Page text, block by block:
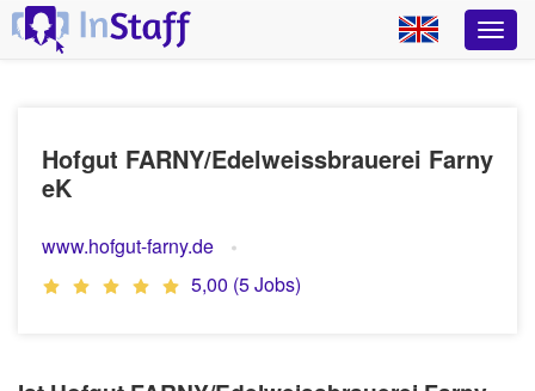
Hofgut FARNY/Edelweissbrauerei Farny
eK
www.hofgut-farny.de
5,00 (5 Jobs)